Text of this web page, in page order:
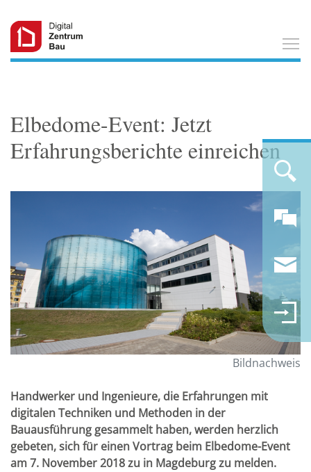
Elbedome-Event: Jetzt
Erfahrungsberichte einreichen
Bildnachweis
Handwerker und Ingenieure, die Erfahrungen mit
digitalen Techniken und Methoden in der
Bauausführung gesammelt haben, werden herzlich
gebeten, sich für einen Vortrag beim Elbedome-Event
am 7. November 2018 zu in Magdeburg zu melden.